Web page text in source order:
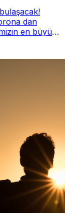
dan
en büyük